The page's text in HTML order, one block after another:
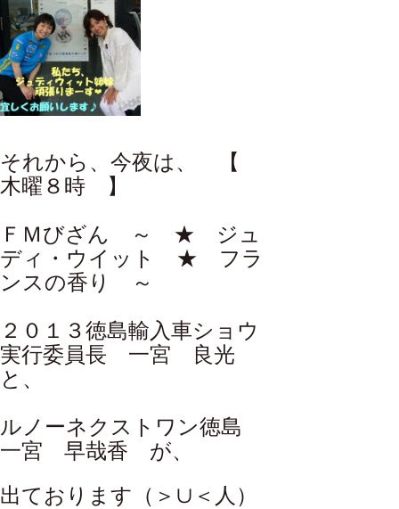
それから、今夜は、 【
木曜８時 】
ＦＭびざん ～ ★ ジュ
ディ・ウイット ★ フラ
ンスの香り ～
２０１３徳島輸入車ショウ
実行委員長 一宮 良光
と、
ルノーネクストワン徳島
一宮 早哉香 が、
出ております（＞∪＜人）